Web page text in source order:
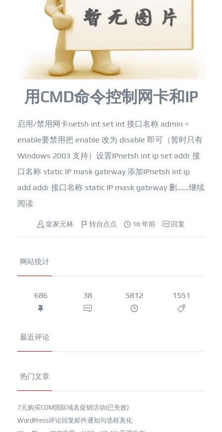
用CMD命令控制网卡和IP
启用/禁用网卡netsh int set int 接口名称 admin =
enable要禁用把 enable 改为 disable 即可（暂时只有
Windows 2003 支持）设置IPnetsh int ip set addr 接
口名称 static IP mask gateway 添加IPnetsh int ip
add addr 接口名称 static IP mask gateway 删......继续
阅读
皇家元林 转自点点 16 年前 回复
网站统计
686 38 5812 1551
最近评论
热门文章
7元购买COM国际域名促销活动(已失效)
WordPress评论回复邮件通知勾选框美化